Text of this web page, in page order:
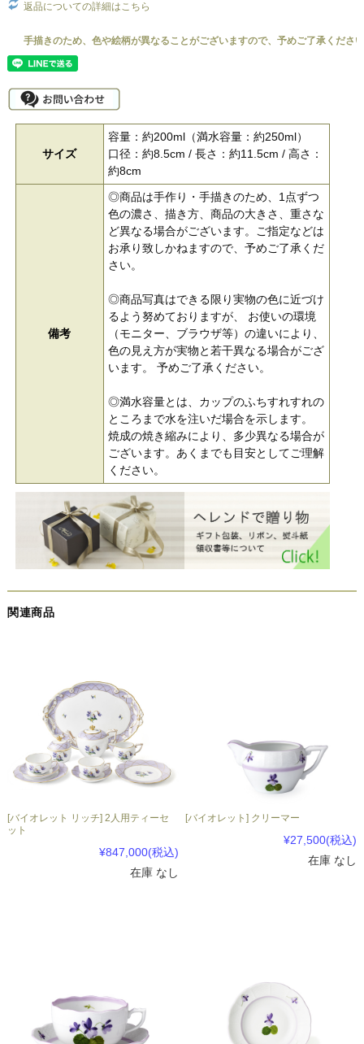
返品についての詳細はこちら
サイズ
容量：約200ml（満水容量：約250ml）
口径：約8.5cm / 長さ：約11.5cm / 高さ：
約8cm
備考
◎商品は手作り・手描きのため、1点ずつ
色の濃さ、描き方、商品の大きさ、重さな
ど異なる場合がございます。ご指定などは
お承り致しかねますので、予めご了承くだ
さい。
◎商品写真はできる限り実物の色に近づけ
るよう努めておりますが、 お使いの環境
（モニター、ブラウザ等）の違いにより、
色の見え方が実物と若干異なる場合がござ
います。 予めご了承ください。
◎満水容量とは、カップのふちすれすれの
ところまで水を注いだ場合を示します。
焼成の焼き縮みにより、多少異なる場合が
ございます。あくまでも目安としてご理解
ください。
関連商品
[バイオレット リッチ] 2人用ティーセ
ット
¥847,000(税込)
在庫 なし
[バイオレット] クリーマー
¥27,500(税込)
在庫 なし